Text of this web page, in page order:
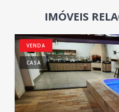
IMÓVEIS
VENDA
CASA